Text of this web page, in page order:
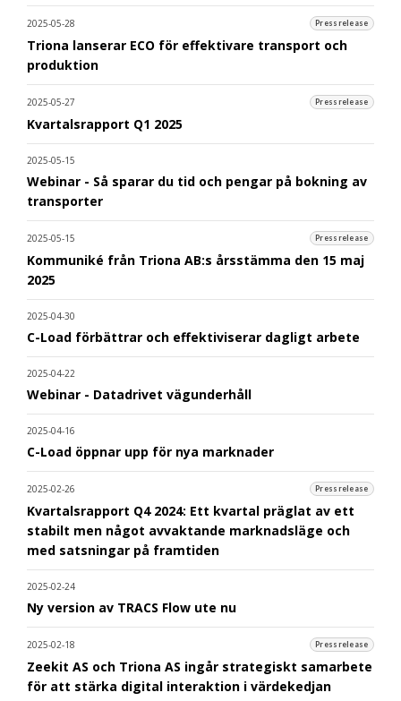
2025-05-28 Pressrelease
Triona lanserar ECO för effektivare transport och
produktion
2025-05-27 Pressrelease
Kvartalsrapport Q1 2025
2025-05-15
Webinar - Så sparar du tid och pengar på bokning av
transporter
2025-05-15 Pressrelease
Kommuniké från Triona AB:s årsstämma den 15 maj
2025
2025-04-30
C-Load förbättrar och effektiviserar dagligt arbete
2025-04-22
Webinar - Datadrivet vägunderhåll
2025-04-16
C-Load öppnar upp för nya marknader
2025-02-26 Pressrelease
Kvartalsrapport Q4 2024: Ett kvartal präglat av ett
stabilt men något avvaktande marknadsläge och
med satsningar på framtiden
2025-02-24
Ny version av TRACS Flow ute nu
2025-02-18 Pressrelease
Zeekit AS och Triona AS ingår strategiskt samarbete
för att stärka digital interaktion i värdekedjan